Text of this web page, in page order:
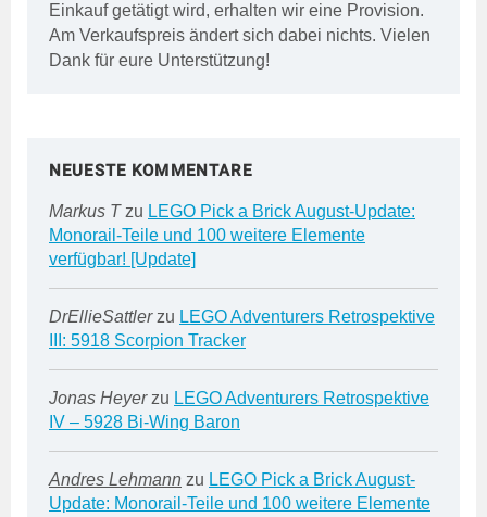
Einkauf getätigt wird, erhalten wir eine Provision.
Am Verkaufspreis ändert sich dabei nichts. Vielen
Dank für eure Unterstützung!
NEUESTE KOMMENTARE
Markus Tzu LEGO Pick a Brick August-Update:
Monorail-Teile und 100 weitere Elemente
verfügbar! [Update]
DrEllieSattlerzu LEGO Adventurers Retrospektive
III: 5918 Scorpion Tracker
Jonas Heyerzu LEGO Adventurers Retrospektive
IV – 5928 Bi-Wing Baron
Andres Lehmann zu LEGO Pick a Brick August-
Update: Monorail-Teile und 100 weitere Elemente